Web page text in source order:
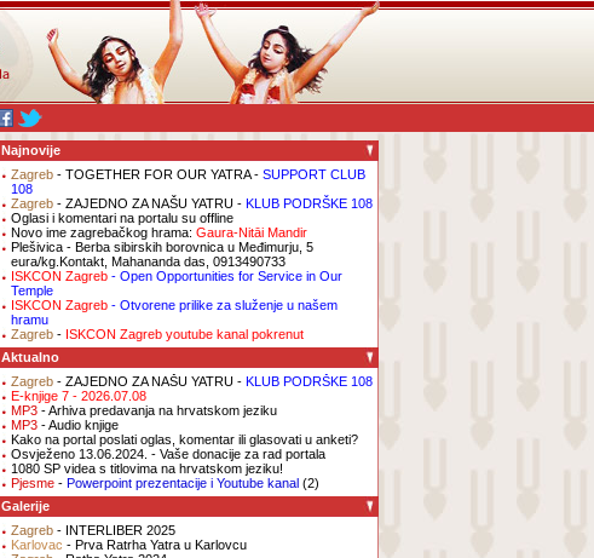
Najnovije
Zagreb - TOGETHER FOR OUR YATRA - SUPPORT CLUB
108
Zagreb - ZAJEDNO ZA NAŠU YATRU - KLUB PODRŠKE 108
Oglasi i komentari na portalu su offline
Novo ime zagrebačkog hrama: Gaura-Nitāi Mandir
Plešivica - Berba sibirskih borovnica u Međimurju, 5
eura/kg.Kontakt, Mahananda das, 0913490733
ISKCON Zagreb - Open Opportunities for Service in Our
Temple
ISKCON Zagreb - Otvorene prilike za služenje u našem
hramu
Zagreb - ISKCON Zagreb youtube kanal pokrenut
Aktualno
Zagreb - ZAJEDNO ZA NAŠU YATRU - KLUB PODRŠKE 108
E-knjige 7 - 2026.07.08
MP3 - Arhiva predavanja na hrvatskom jeziku
MP3 - Audio knjige
Kako na portal poslati oglas, komentar ili glasovati u anketi?
Osvježeno 13.06.2024. - Vaše donacije za rad portala
1080 SP videa s titlovima na hrvatskom jeziku!
Pjesme - Powerpoint prezentacije i Youtube kanal (2)
Galerije
Zagreb - INTERLIBER 2025
Karlovac - Prva Ratrha Yatra u Karlovcu